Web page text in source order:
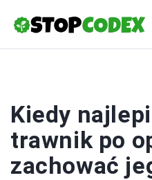
Kiedy
trawnik po
zachować